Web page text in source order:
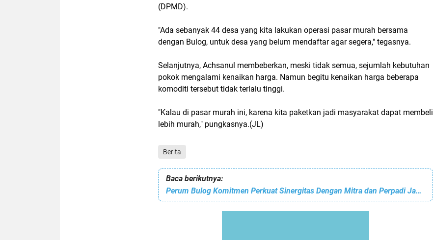
(DPMD).
"Ada sebanyak 44 desa yang kita lakukan operasi pasar murah bersama
dengan Bulog, untuk desa yang belum mendaftar agar segera," tegasnya.
Selanjutnya, Achsanul membeberkan, meski tidak semua, sejumlah kebutuhan
pokok mengalami kenaikan harga. Namun begitu kenaikan harga beberapa
komoditi tersebut tidak terlalu tinggi.
"Kalau di pasar murah ini, karena kita paketkan jadi masyarakat dapat membeli
lebih murah," pungkasnya.(JL)
Berita
Baca berikutnya:
Perum Bulog Komitmen Perkuat Sinergitas Dengan Mitra dan Perpadi Jaga Ketahanan Pangan Nasional